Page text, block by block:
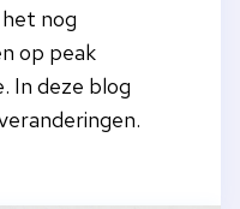
nog
op peak
In deze blog